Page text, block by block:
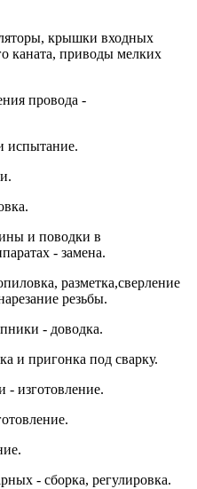
крышки входных
каната, приводы мелких
провода -
испытание.
и поводки в
- замена.
разметка,сверление
резьбы.
- доводка.
и пригонка под сварку.
- изготовление.
- сборка, регулировка.